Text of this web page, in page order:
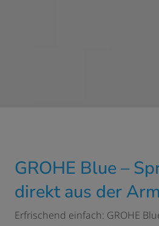
GROHE Blue –
direkt aus der
Erfrischend einfach: GROHE